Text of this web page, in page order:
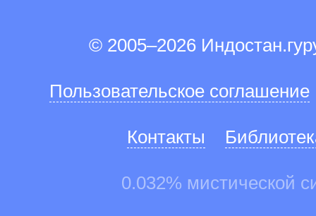
© 2005–2026
Пользовательское соглашение
Контакты
0.032% мистической